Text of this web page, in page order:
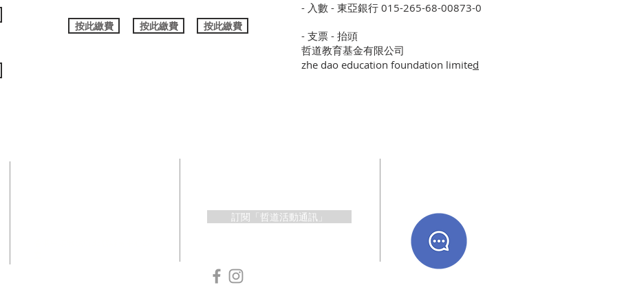
按此繳費 按此繳費 按此繳費
- 入數 - 東亞銀行 015-265-68-00873-0
- 支票 - 抬頭
哲道教育基金有限公司
zhe dao education foundation limited
訂閱「哲道活動通訊」